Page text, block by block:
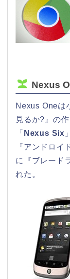
Nexus
Nexus Oneは
見るか?』の
「 Nexus Six
『アンドロ
に『ブレード
れた。